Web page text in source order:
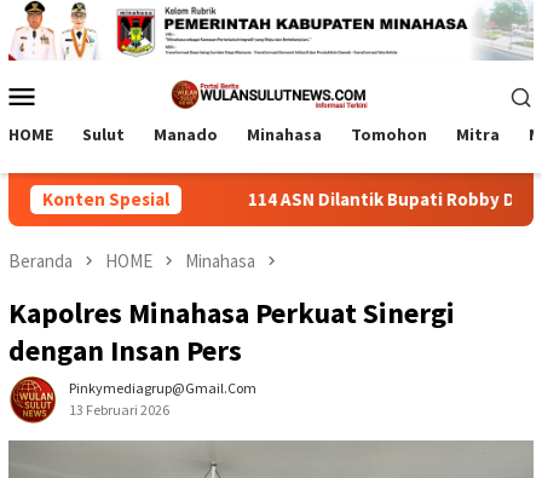
Loncat
ke
konten
Mobile
HOME Sulut Manado Minahasa Tomohon Mitra
Konten Spesial
Binaan 114 ASN Dilantik Bupati Robby Dondokambey,
Beranda HOME Minahasa
Kapolres Minahasa Perkuat Sinergi
dengan Insan Pers
Pinkymediagrup@gmail.com
13 Februari 2026